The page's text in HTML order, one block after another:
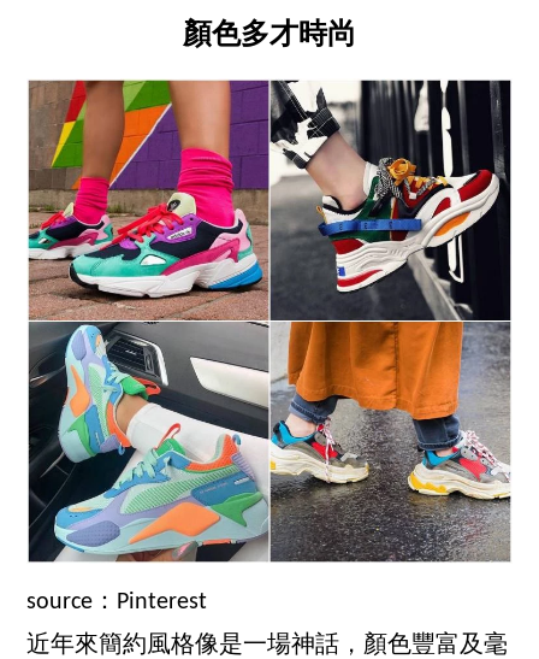
顏色多才時尚
source：Pinterest
近年來簡約風格像是一場神話，顏色豐富及毫